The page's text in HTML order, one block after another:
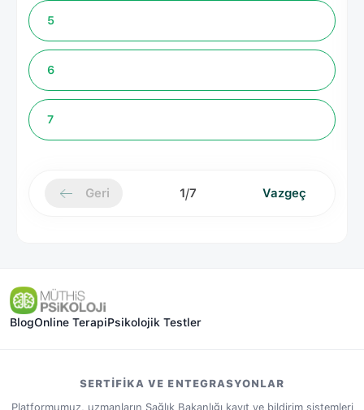
5
6
7
Geri 1/7 Vazgeç
BlogOnline TerapiPsikolojik Testler
SERTIFIKA VE ENTEGRASYONLAR
Platformumuz, uzmanların Sağlık Bakanlığı kayıt ve bildirim sistemleri